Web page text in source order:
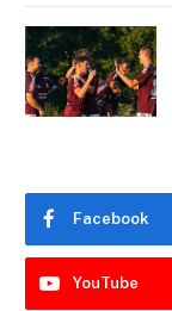
Facebook
YouTube